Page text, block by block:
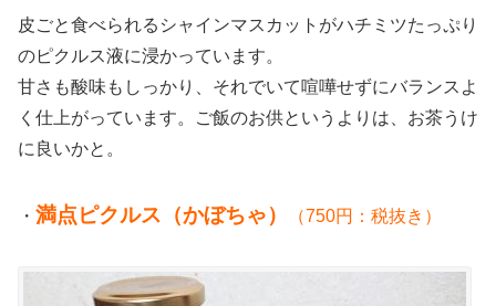
皮ごと食べられるシャインマスカットがハチミツたっぷり
のピクルス液に浸かっています。
甘さも酸味もしっかり、それでいて喧嘩せずにバランスよ
く仕上がっています。ご飯のお供というよりは、お茶うけ
に良いかと。
・ 満点ピクルス（かぼちゃ） （750円：税抜き）